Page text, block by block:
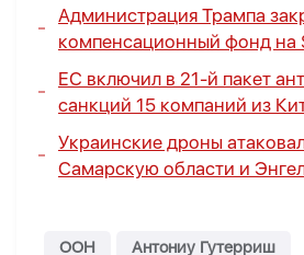
Администрация Трампа
компенсационный фонд на
ЕС включил в 21-й пакет
санкций 15 компаний из
Украинские дроны
Самарскую области и
ООН Антониу Гутерриш